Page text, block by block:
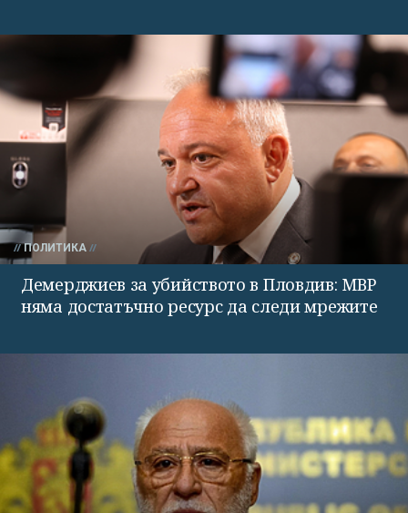
ПОЛИТИКА
Демерджиев за убийството в Пловдив: МВР
няма достатъчно ресурс да следи мрежите